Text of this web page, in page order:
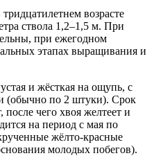
возрасте
ствола 1,2–1,5 м. При
при ежегодном
этапах выращивания и
и жёсткая на ощупь, с
(обычно по 2 штуки). Срок
чего хвоя желтеет и
на период с мая по
жёлто-красные
молодых побегов).